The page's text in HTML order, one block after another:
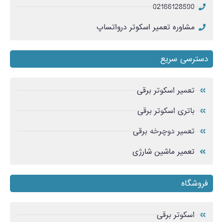
02166128590
مشاوره تعمیر اسکوتر درواتساپ
دسترسی سریع
تعمیر اسکوتر برقی
باتری اسکوتر برقی
تعمیر دوچرخه برقی
تعمیر ماشین شارژی
فروشگاه
اسکوتر برقی